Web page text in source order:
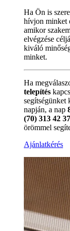
Ha Ön is
hívjon minket
amikor
elvégzése
kiváló
minket.
Ha
telepítés
segítségünket
napján, a nap
(70) 313 42 37
örömmel
Ajánlatkérés